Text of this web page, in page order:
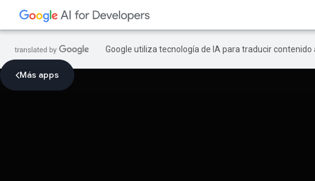
Google utiliza tecnología de IA para traducir
Más apps